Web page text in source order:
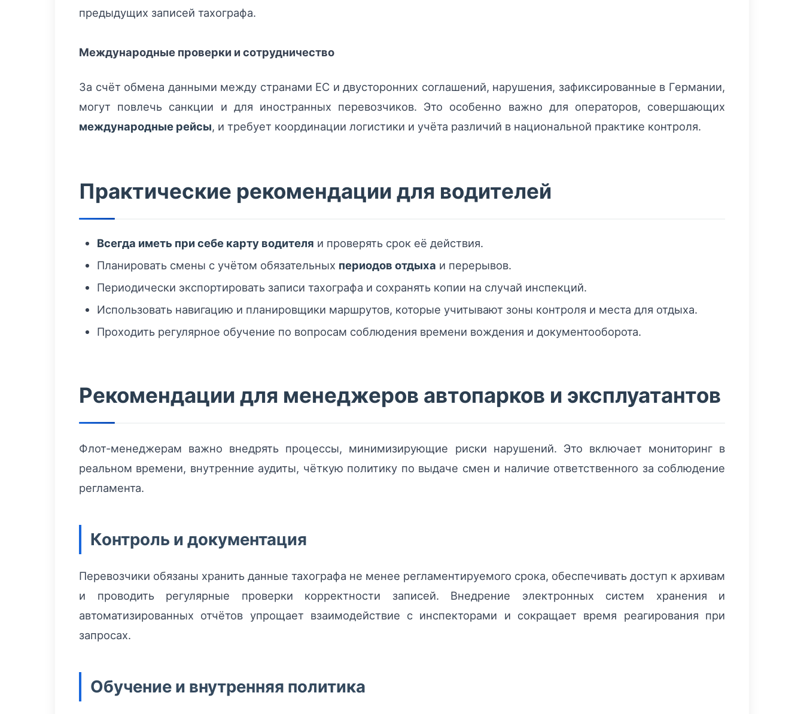
предыдущих записей тахографа.
Международные проверки и сотрудничество
За счёт обмена данными между странами ЕС и двусторонних соглашений, нарушения, зафиксированные в Германии,
могут повлечь санкции и для иностранных перевозчиков. Это особенно важно для операторов, совершающих
международные рейсы, и требует координации логистики и учёта различий в национальной практике контроля.
Практические рекомендации для водителей
Всегда иметь при себе карту водителя и проверять срок её действия.
Планировать смены с учётом обязательных периодов отдыха и перерывов.
Периодически экспортировать записи тахографа и сохранять копии на случай инспекций.
Использовать навигацию и планировщики маршрутов, которые учитывают зоны контроля и места для отдыха.
Проходить регулярное обучение по вопросам соблюдения времени вождения и документооборота.
Рекомендации для менеджеров автопарков и эксплуатантов
Флот-менеджерам важно внедрять процессы, минимизирующие риски нарушений. Это включает мониторинг в
реальном времени, внутренние аудиты, чёткую политику по выдаче смен и наличие ответственного за соблюдение
регламента.
Контроль и документация
Перевозчики обязаны хранить данные тахографа не менее регламентируемого срока, обеспечивать доступ к архивам
и проводить регулярные проверки корректности записей. Внедрение электронных систем хранения и
автоматизированных отчётов упрощает взаимодействие с инспекторами и сокращает время реагирования при
запросах.
Обучение и внутренняя политика